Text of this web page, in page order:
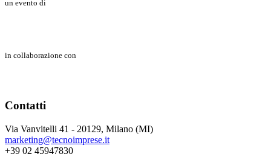
un evento di
in collaborazione con
Contatti
Via Vanvitelli 41 - 20129, Milano (MI)
marketing@tecnoimprese.it
+39 02 45947830